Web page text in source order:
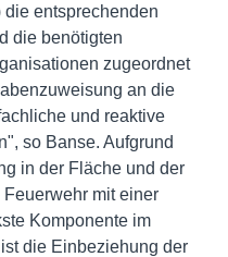
entsprechenden
die benötigten
zugeordnet
an die
und reaktive
so Banse. Aufgrund
in der Fläche und der
mit einer
Komponente im
die Einbeziehung der